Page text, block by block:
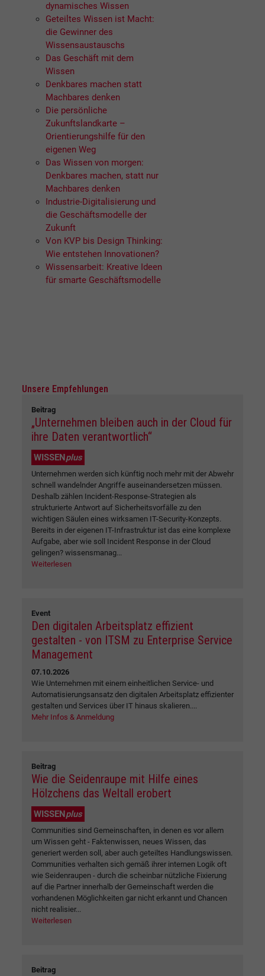
dynamisches Wissen
Geteiltes Wissen ist Macht:
die Gewinner des
Wissensaustauschs
Das Geschäft mit dem
Wissen
Denkbares machen statt
Machbares denken
Die persönliche
Zukunftslandkarte –
Orientierungshilfe für den
eigenen Weg
Das Wissen von morgen:
Denkbares machen, statt nur
Machbares denken
Industrie-Digitalisierung und
die Geschäftsmodelle der
Zukunft
Von KVP bis Design Thinking:
Wie entstehen Innovationen?
Wissensarbeit: Kreative Ideen
für smarte Geschäftsmodelle
Unsere Empfehlungen
Beitrag
„Unternehmen bleiben auch in der Cloud für
ihre Daten verantwortlich“
WISSENplus
Unternehmen werden sich künftig noch mehr mit der Abwehr
schnell wandelnder Angriffe auseinandersetzen müssen.
Deshalb zählen Incident-Response-Strategien als
strukturierte Antwort auf Sicherheitsvorfälle zu den
wichtigen Säulen eines wirksamen IT-Security-Konzepts.
Bereits in der eigenen IT-Infrastruktur ist das eine komplexe
Aufgabe, aber wie soll Incident Response in der Cloud
gelingen? wissensmanag...
Weiterlesen
Event
Den digitalen Arbeitsplatz effizient
gestalten - von ITSM zu Enterprise Service
Management
07.10.2026
Wie Unternehmen mit einem einheitlichen Service- und
Automatisierungsansatz den digitalen Arbeitsplatz effizienter
gestalten und Services über IT hinaus skalieren....
Mehr Infos & Anmeldung
Beitrag
Wie die Seidenraupe mit Hilfe eines
Hölzchens das Weltall erobert
WISSENplus
Communities sind Gemeinschaften, in denen es vor allem
um Wissen geht - Faktenwissen, neues Wissen, das
generiert werden soll, aber auch geteiltes Handlungswissen.
Communities verhalten sich gemäß ihrer internen Logik oft
wie Seidenraupen - durch die scheinbar nützliche Fixierung
auf die Partner innerhalb der Gemeinschaft werden die
vorhandenen Möglichkeiten gar nicht erkannt und Chancen
nicht realisier...
Weiterlesen
Beitrag